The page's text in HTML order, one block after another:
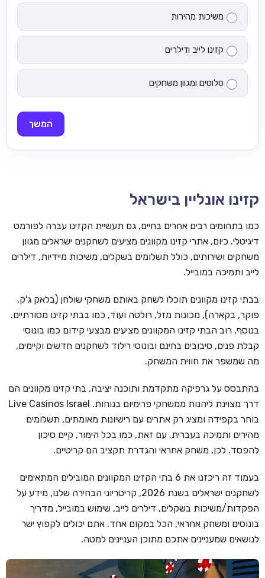
משיכות מהירות
קזינו לייב ודילרים
סלוטים ומגוון משחקים
המשך
קזינו אונליין בישראל
כמו בתחומים רבים אחרים בחיים, גם תעשיית הקזינו עברה לפורמט
דיגיטלי. כיום, אתרי קזינו מקוונים מציעים לשחקנים ישראלים מגוון
משחקים ושירותים, כולל תשלומים בשקלים, משיכות מיידיות, דילרים
לייב ותמיכה במובייל.
בבתי קזינו מקוונים תוכלו לשחק באותם משחקי שולחן (בלאק ג'ק,
פוקר, בקארה), מכונות מזל, רולטה ועוד, כמו בבתי קזינו מסורתיים.
בנוסף, רוב הבתי קזינו המקוונים מציעים מבצעי קידום כמו בונוסי
קבלת פנים, סיבובים בחינם ובונוסי רילוד לשחקנים חדשים וקיימים,
מה שמשפר את חווית המשחק.
בהתבסס על גרפיקה מתקדמת ותוכנה יציבה, בתי קזינו מקוונים הם
דרך מצוינת ליהנות ממשחקי פרימיום בנוחות. Live Casinos Israel
בוחר בקפידה ומציג רק אתרים עם רישיונות מאומתים, תשלומים
מהירים ותמיכה בעברית. עם זאת, כמו בכל הימור, קיים סיכון
להפסד. לכן, משחק אחראי והגדרת תקציב הם קריטיים.
בעמוד זה ריכזנו את 6 בתי הקזינו המקוונים המובילים המתאימים
לשחקנים ישראלים בשנת 2026, קריטריוני הבחירה שלנו, מידע על
הפקדות/משיכות בשקלים, דילרים לייב, שימוש במובייל, מדריך
בונוסים ומשחק אחראי, הכל במקום אחד. אתם יכולים לקפוץ ישר
לנושאים שמעניינים אתכם מתוכן העניינים למטה.